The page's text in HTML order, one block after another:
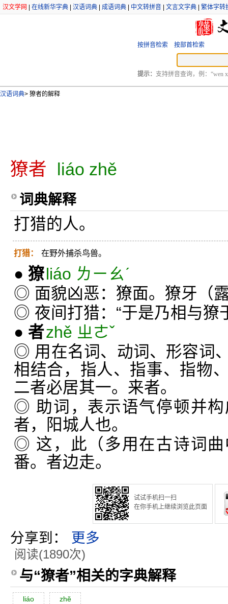
汉文学网 在线新华字典 汉语词典 成语词典 中文转拼音 文言文字典 繁体字转
按拼音检索 按部首检索
提示： 支持拼音查询，例：“wen
汉语词典> 獠者的解释
獠者 liáo zhě
词典解释
打猎的人。
打猎： 在野外捕杀鸟兽。
● 獠liáo ㄌㄧㄠˊ
◎ 面貌凶恶：獠面。獠牙（
◎ 夜间打猎：“于是乃相与獠
● 者zhě ㄓㄜˇ
◎ 用在名词、动词、形容词
相结合，指人、指事、指物
二者必居其一。来者。
◎ 助词，表示语气停顿并
者，阳城人也。
◎ 这，此（多用在古诗词
番。者边走。
试试手机扫一扫
在你手机上继续浏览此页面
分享到： 更多
阅读(1890次)
与“獠者”相关的字典解释
liáo zhĕ